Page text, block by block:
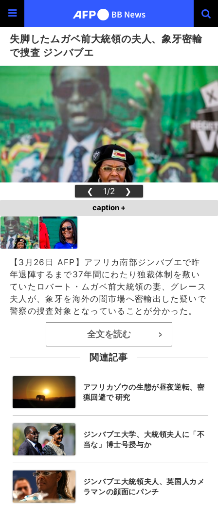
失脚したムガベ前大統領の夫人、象牙密輸
で捜査 ジンバブエ
❮ 1/2 ❯
caption +
【3月26日 AFP】アフリカ南部ジンバブエで昨
年退陣するまで37年間にわたり独裁体制を敷い
ていたロバート・ムガベ前大統領の妻、グレース
夫人が、象牙を海外の闇市場へ密輸出した疑いで
警察の捜査対象となっていることが分かった。
全文を読む >
関連記事
アフリカゾウの生態が昼夜逆転、密
猟回避で 研究
ジンバブエ大学、大統領夫人に「不
当な」博士号授与か
ジンバブエ大統領夫人、英国人カメ
ラマンの顔面にパンチ